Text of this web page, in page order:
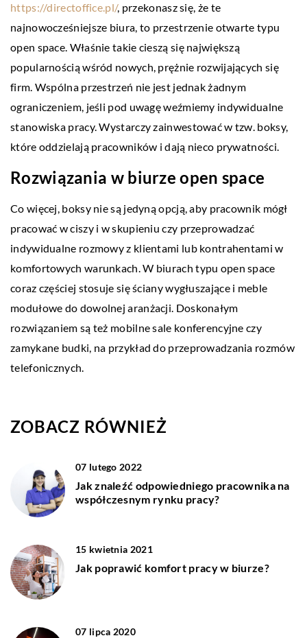
https://directoffice.pl/, przekonasz się, że te
najnowocześniejsze biura, to przestrzenie otwarte typu
open space. Właśnie takie cieszą się największą
popularnością wśród nowych, prężnie rozwijających się
firm. Wspólna przestrzeń nie jest jednak żadnym
ograniczeniem, jeśli pod uwagę weźmiemy indywidualne
stanowiska pracy. Wystarczy zainwestować w tzw. boksy,
które oddzielają pracowników i dają nieco prywatności.
Rozwiązania w biurze open space
Co więcej, boksy nie są jedyną opcją, aby pracownik mógł
pracować w ciszy i w skupieniu czy przeprowadzać
indywidualne rozmowy z klientami lub kontrahentami w
komfortowych warunkach. W biurach typu open space
coraz częściej stosuje się ściany wygłuszające i meble
modułowe do dowolnej aranżacji. Doskonałym
rozwiązaniem są też mobilne sale konferencyjne czy
zamykane budki, na przykład do przeprowadzania rozmów
telefonicznych.
ZOBACZ RÓWNIEŻ
07 lutego 2022
Jak znaleźć odpowiedniego pracownika na
współczesnym rynku pracy?
15 kwietnia 2021
Jak poprawić komfort pracy w biurze?
07 lipca 2020